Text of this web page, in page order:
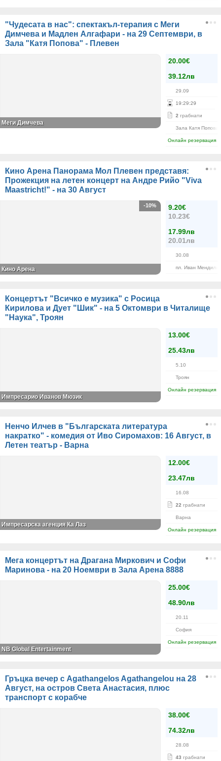
"Чудесата в нас": спектакъл-терапия с Меги
Димчева и Мадлен Алгафари - на 29 Септември, в
Зала "Катя Попова" - Плевен
20.00€
39.12лв
29.09
19:29:29
2 грабнати
Зала Катя Попова
Онлайн резервация
Меги Димчева
Кино Арена Панорама Мол Плевен представя:
Прожекция на летен концерт на Андре Рийо "Viva
Maastricht!" - на 30 Август
9.20€
10.23€
17.99лв
20.01лв
30.08
пл. Иван
-10%
Кино Арена
Концертът "Всичко е музика" с Росица
Кирилова и Дует "Шик" - на 5 Октомври в Читалище
"Наука", Троян
13.00€
25.43лв
5.10
Троян
Онлайн резервация
Импресарио Иванов Мюзик
Ненчо Илчев в "Българската литература
накратко" - комедия от Иво Сиромахов: 16 Август, в
Летен театър - Варна
12.00€
23.47лв
16.08
22 грабнати
Варна
Онлайн резервация
Импресарска агенция Ка Лаз
Мега концертът на Драгана Миркович и Софи
Маринова - на 20 Ноември в Зала Арена 8888
25.00€
48.90лв
20.11
София
Онлайн резервация
NB Global Entertainment
Гръцка вечер с Agathangelos Agathangelou на 28
Август, на остров Света Анастасия, плюс
транспорт с корабче
38.00€
74.32лв
28.08
43 грабнати